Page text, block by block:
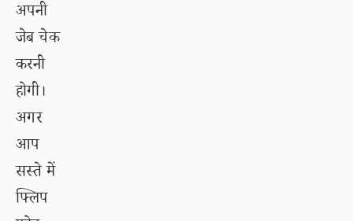
अपनी
जेब चेक
करनी
होगी।
अगर
आप
सस्ते में
फ्लिप